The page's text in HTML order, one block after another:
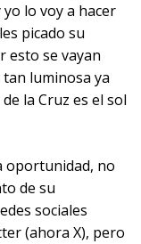
lo voy a hacer
picado su
esto se vayan
luminosa ya
la Cruz es el sol
oportunidad, no
de su
sociales
(ahora X), pero